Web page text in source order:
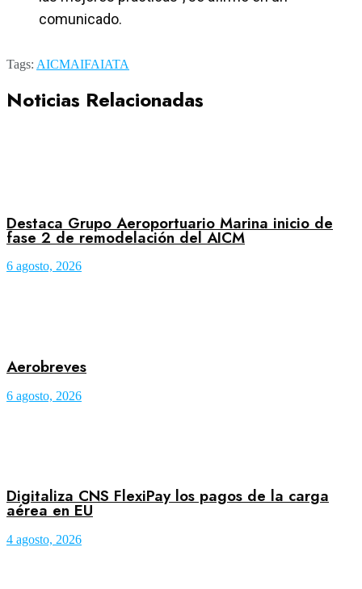
comunicado.
Tags: AICMAIFAIATA
Noticias Relacionadas
Destaca Grupo Aeroportuario Marina inicio de
fase 2 de remodelación del AICM
6 agosto, 2026
Aerobreves
6 agosto, 2026
Digitaliza CNS FlexiPay los pagos de la carga
aérea en EU
4 agosto, 2026